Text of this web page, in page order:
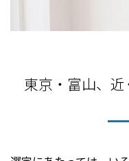
東京・富山、